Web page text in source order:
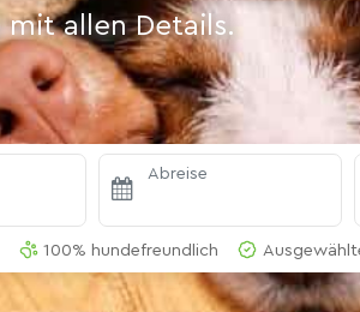
allen Details.
Abreise
100% hundefreundlich